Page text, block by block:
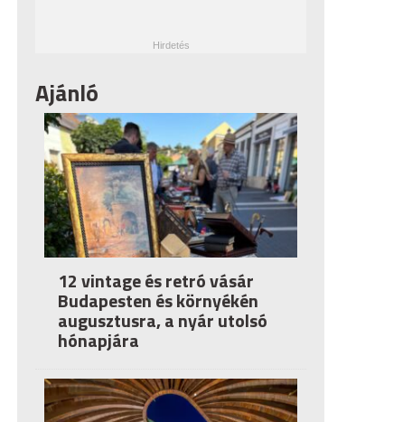
Ajánló
12 vintage és retró vásár
Budapesten és környékén
augusztusra, a nyár utolsó
hónapjára